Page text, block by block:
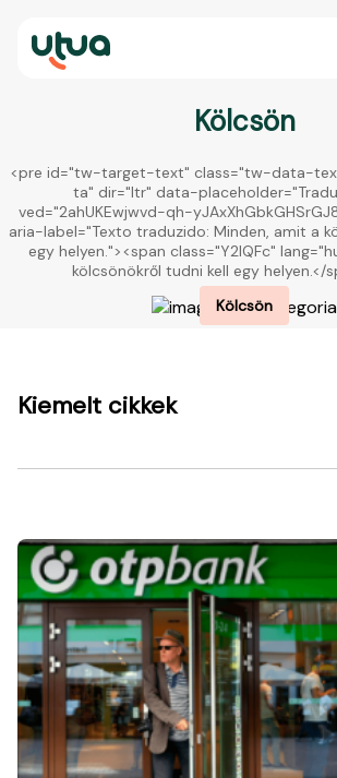
Kölcsön
<pre id="tw-target-text" class="tw-data-
ta" dir="ltr" data-
ved="2ahUKEwjwvd-qh-
aria-label="Texto traduzido: Minden, amit a
egy helyen."><span class="Y2IQFc"
kölcsönökről tudni kell egy helyen.</
Kölcsön
Kiemelt cikkek